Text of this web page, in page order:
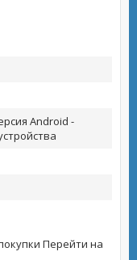
Android -
Перейти на